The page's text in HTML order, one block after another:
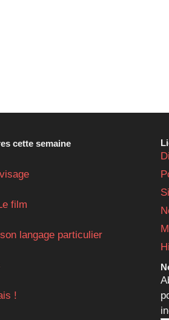
cette semaine
film
langage particulier
!